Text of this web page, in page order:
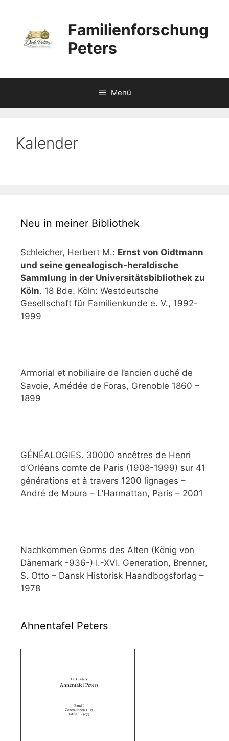
springen
Familienforschung
Peters
Menü
Kalender
Neu in meiner Bibliothek
Schleicher, Herbert M.: Ernst von Oidtmann
und seine genealogisch-heraldische
Sammlung in der Universitätsbibliothek zu
Köln. 18 Bde. Köln: Westdeutsche
Gesellschaft für Familienkunde e. V., 1992-
1999
Armorial et nobiliaire de l’ancien duché de
Savoie, Amédée de Foras, Grenoble 1860 –
1899
GÉNÉALOGIES. 30000 ancêtres de Henri
d’Orléans comte de Paris (1908-1999) sur 41
générations et à travers 1200 lignages –
André de Moura – L’Harmattan, Paris – 2001
Nachkommen Gorms des Alten (König von
Dänemark -936-) I.-XVI. Generation, Brenner,
S. Otto – Dansk Historisk Haandbogsforlag –
1978
Ahnentafel Peters